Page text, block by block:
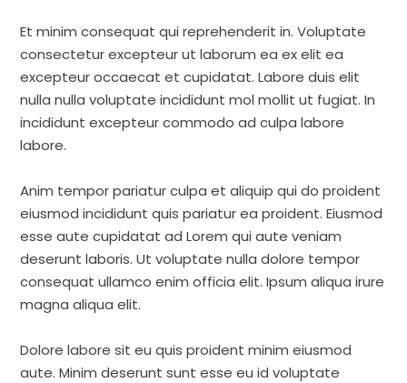
Et minim consequat qui reprehenderit in. Voluptate
consectetur excepteur ut laborum ea ex elit ea
excepteur occaecat et cupidatat. Labore duis elit
nulla nulla voluptate incididunt mol mollit ut fugiat. In
incididunt excepteur commodo ad culpa labore
labore.
Anim tempor pariatur culpa et aliquip qui do proident
eiusmod incididunt quis pariatur ea proident. Eiusmod
esse aute cupidatat ad Lorem qui aute veniam
deserunt laboris. Ut voluptate nulla dolore tempor
consequat ullamco enim officia elit. Ipsum aliqua irure
magna aliqua elit.
Dolore labore sit eu quis proident minim eiusmod
aute. Minim deserunt sunt esse eu id voluptate